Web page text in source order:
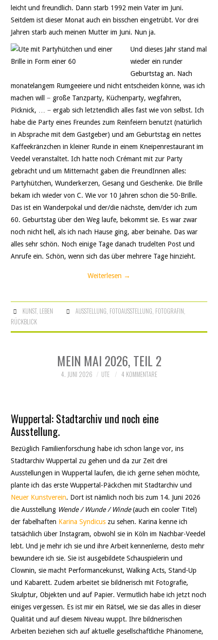
leicht und freundlich. Dann starb 1992 mein Vater im Juni.
Seitdem ist dieser Monat auch ein bisschen eingetrübt. Vor drei
Jahren starb auch meinen Mutter im Juni. Nun ja.
Und dieses Jahr stand mal
wieder ein runder
Geburtstag an. Nach
monatelangem Rumgeeiere und nicht entscheiden könne, was ich
machen will − große Tanzparty, Küchenparty, wegfahren,
Picknick, … − ergab sich letztendlich alles fast wie von selbst. Ich
habe die Party eines Freundes zum Reinfeiern benutzt (natürlich
in Absprache mit dem Gastgeber) und am Geburtstag ein nettes
Kaffeekränzchen in kleiner Runde in einem Kneipenrestaurant im
Veedel veranstaltet. Ich hatte noch Crémant mit zur Party
gebracht und um Mitternacht gaben die FreundInnen alles:
Partyhütchen, Wunderkerzen, Gesang und Geschenke. Die Brille
bekam ich wieder von C. Wie vor 10 Jahren schon die 50-Brille.
Das ist ein Wanderpokal und der/die nächste, dem/der ich zum
60. Geburtstag über den Weg laufe, bekommt sie. Es war zwar
noch nicht hell, als ich nach Hause ging, aber beinahe. Das war
alles sehr schön. Noch einige Tage danach trudelten Post und
Anrufe ein. Schön, wenn sich das über mehrere Tage hinzieht.
Weiterlesen →
KUNST, LEBEN AUSSTELLUNG, FOTOAUSSTELLUNG, FOTOGRAFIN,
RÜCKBLICK
MEIN MAI 2026, TEIL 2
4. JUNI 2026 UTE 4 KOMMENTARE
Wuppertal: Stadtarchiv und noch eine
Ausstellung.
Bezüglich Familienforschung habe ich schon lange vor, ins
Stadtarchiv Wuppertal zu gehen und da zur Zeit drei
Ausstellungen in Wuppertal laufen, die ich gerne sehen möchte,
plante ich das erste Wuppertal-Päckchen mit Stadtarchiv und
Neuer Kunstverein. Dort ist nämlich noch bis zum 14. Juni 2026
die Ausstellung Wende / Wunde / Winde(auch ein cooler Titel)
der fabelhaften Karina Syndicus zu sehen. Karina kenne ich
tatsächlich über Instagram, obwohl sie in Köln im Nachbar-Veedel
lebt. Und je mehr ich sie und ihre Arbeit kennenlerne, desto mehr
bewundere ich sie. Sie ist ausgebildete Schauspielerin und
Clownin, sie macht Performancekunst, Walking Acts, Stand-Up
und Kabarett. Zudem arbeitet sie bildnerisch mit Fotografie,
Skulptur, Objekten und auf Papier. Vermutlich habe ich jetzt noch
einiges vergessen. Es ist mir ein Rätsel, wie sie das alles in dieser
Qualität und auf diesem Niveau wuppt. Ihre bildnerischen
Arbeiten beziehen sich auf aktuelle gesellschaftliche Phänomene,